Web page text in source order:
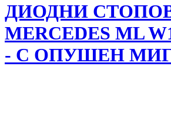
ДИОДНИ
MERCEDES ML
- С ОПУШЕН